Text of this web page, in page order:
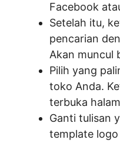
Facebook
Setelah itu,
pencarian
Akan muncul
Pilih yang
toko Anda.
terbuka
Ganti tulisan
template